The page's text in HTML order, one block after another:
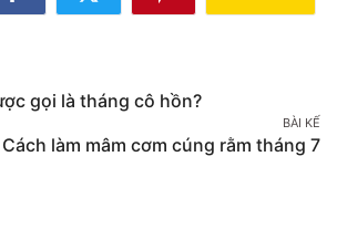
Share
gọi là tháng cô hồn?
BÀI KẾ
Cách làm mâm cơm cúng rằm tháng 7